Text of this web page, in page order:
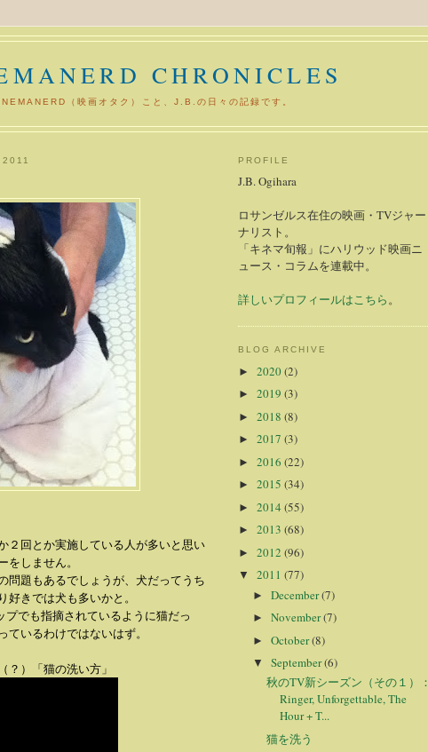
CHRONICLES
（映画オタク）こと、J.B.の日々の記録です。
２回とか実施している人が多いと思い
しません。
問題もあるでしょうが、犬だってうち
きでは犬も多いかと。
プでも指摘されているように猫だっ
いるわけではないはず。
？）「猫の洗い方」
PROFILE
J.B. Ogihara
ロサンゼルス在住の映画・TVジャー
ナリスト。
「キネマ旬報」にハリウッド映画ニ
ュース・コラムを連載中。
詳しいプロフィールはこちら。
BLOG ARCHIVE
► 2020(2)
► 2019 (3)
► 2018 (8)
► 2017 (3)
► 2016 (22)
► 2015 (34)
► 2014 (55)
► 2013 (68)
► 2012 (96)
▼ 2011 (77)
► December(7)
► November(7)
► October(8)
▼ September(6)
秋のTV新シーズン（その１）：
Ringer, Unforgettable, The
Hour + T...
猫を洗う